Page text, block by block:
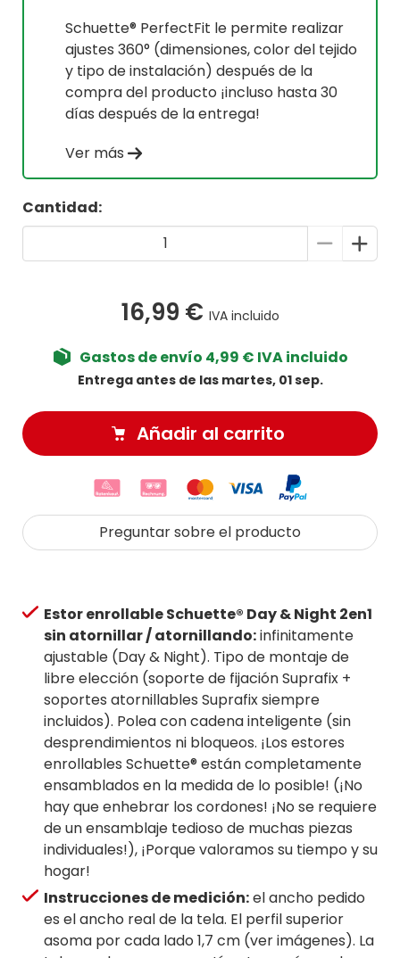
Schuette® PerfectFit le permite realizar
ajustes 360° (dimensiones, color del tejido
y tipo de instalación) después de la
compra del producto ¡incluso hasta 30
días después de la entrega!
Ver más
Cantidad:
16,99 € IVA incluido
Gastos de envío 4,99 € IVA incluido
Entrega antes de las martes, 01 sep.
Añadir al carrito
Preguntar sobre el producto
Estor enrollable Schuette® Day & Night 2en1
sin atornillar / atornillando:infinitamente
ajustable (Day & Night). Tipo de montaje de
libre elección (soporte de fijación Suprafix +
soportes atornillables Suprafix siempre
incluidos). Polea con cadena inteligente (sin
desprendimientos ni bloqueos. ¡Los estores
enrollables Schuette® están completamente
ensamblados en la medida de lo posible! (¡No
hay que enhebrar los cordones! ¡No se requiere
de un ensamblaje tedioso de muchas piezas
individuales!), ¡Porque valoramos su tiempo y su
hogar!
Instrucciones de medición:el ancho pedido
es el ancho real de la tela. El perfil superior
asoma por cada lado 1,7 cm (ver imágenes). La